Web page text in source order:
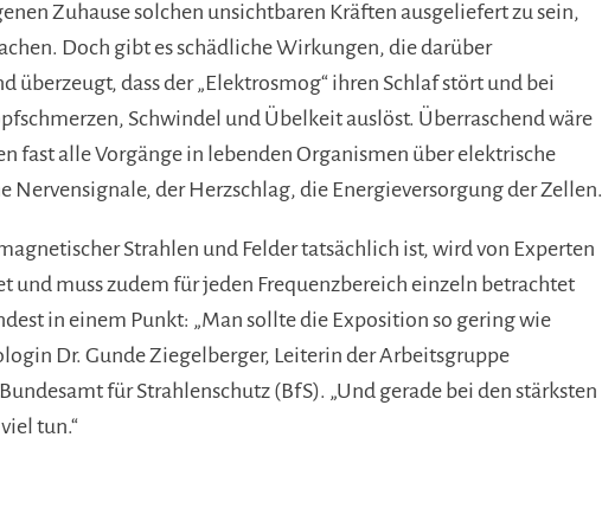
Zuhause solchen unsichtbaren Kräften ausgeliefert zu sein,
Doch gibt es schädliche Wirkungen, die darüber
überzeugt, dass der „Elektrosmog“ ihren Schlaf stört und bei
Schwindel und Übelkeit auslöst. Überraschend wäre
fast alle Vorgänge in lebenden Organismen über elektrische
Nervensignale, der Herzschlag, die Energieversorgung der Zellen.
Strahlen und Felder tatsächlich ist, wird von Experten
und muss zudem für jeden Frequenzbereich einzeln betrachtet
in einem Punkt: „Man sollte die Exposition so gering wie
Dr. Gunde Ziegelberger, Leiterin der Arbeitsgruppe
für Strahlenschutz (BfS). „Und gerade bei den stärksten
tun.“